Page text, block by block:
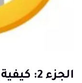
الجزء 2: